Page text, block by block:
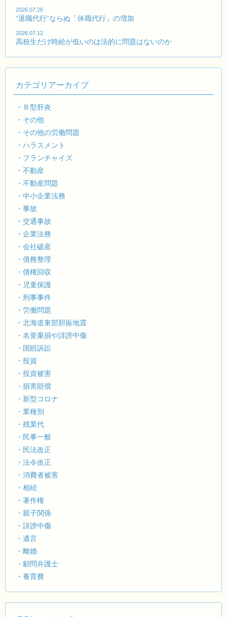
2026.07.26
“退職代行”ならぬ「休職代行」の増加
2026.07.12
高校生だけ時給が低いのは法的に問題はないのか
カテゴリアーカイブ
・Ｂ型肝炎
・その他
・その他の労働問題
・ハラスメント
・フランチャイズ
・不動産
・不動産問題
・中小企業法務
・事故
・交通事故
・企業法務
・会社破産
・債務整理
・債権回収
・児童保護
・刑事事件
・労働問題
・北海道東部胆振地震
・名誉棄損や誹謗中傷
・国賠訴訟
・投資
・投資被害
・損害賠償
・新型コロナ
・業種別
・残業代
・民事一般
・民法改正
・法令改正
・消費者被害
・相続
・著作権
・親子関係
・誹謗中傷
・遺言
・離婚
・顧問弁護士
・養育費